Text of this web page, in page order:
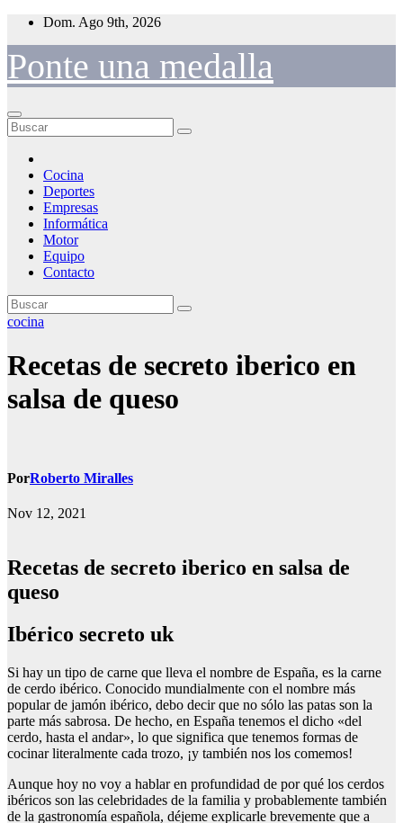
Saltar
contenido
Dom. Ago 9th, 2026
Ponte una medalla
Cocina
Deportes
Empresas
Informática
Motor
Equipo
Contacto
cocina
Recetas de secreto iberico en
salsa de queso
PorRoberto Miralles
Nov 12, 2021
Recetas de secreto iberico en salsa de
queso
Ibérico secreto uk
Si hay un tipo de carne que lleva el nombre de España, es la carne
de cerdo ibérico. Conocido mundialmente con el nombre más
popular de jamón ibérico, debo decir que no sólo las patas son la
parte más sabrosa. De hecho, en España tenemos el dicho «del
cerdo, hasta el andar», lo que significa que tenemos formas de
cocinar literalmente cada trozo, ¡y también nos los comemos!
Aunque hoy no voy a hablar en profundidad de por qué los cerdos
ibéricos son las celebridades de la familia y probablemente también
de la gastronomía española, déjeme explicarle brevemente que a